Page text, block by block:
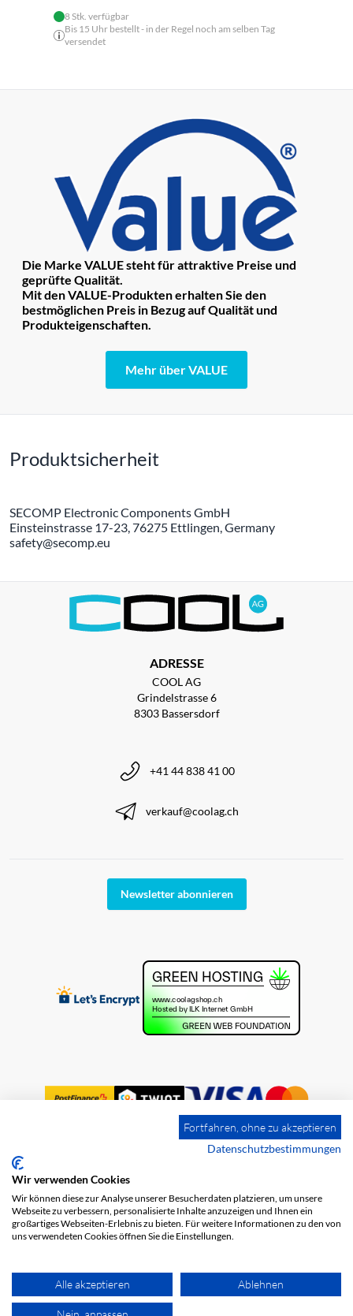
8 Stk. verfügbar
Bis 15 Uhr bestellt - in der Regel noch am selben Tag
versendet
Die Marke VALUE steht für attraktive Preise und
geprüfte Qualität.
Mit den VALUE-Produkten erhalten Sie den
bestmöglichen Preis in Bezug auf Qualität und
Produkteigenschaften.
Mehr über VALUE
Produktsicherheit
SECOMP Electronic Components GmbH
Einsteinstrasse 17-23, 76275 Ettlingen, Germany
safety@secomp.eu
ADRESSE
COOL AG
Grindelstrasse 6
8303 Bassersdorf
+41 44 838 41 00
verkauf@coolag.ch
Newsletter abonnieren
Impressum
Datenschutz
Fortfahren, ohne zu akzeptieren
Datenschutzbestimmungen
Wir verwenden Cookies
Wir können diese zur Analyse unserer Besucherdaten platzieren, um unsere
Webseite zu verbessern, personalisierte Inhalte anzuzeigen und Ihnen ein
großartiges Webseiten-Erlebnis zu bieten. Für weitere Informationen zu den von
uns verwendeten Cookies öffnen Sie die Einstellungen.
Alle akzeptieren Ablehnen